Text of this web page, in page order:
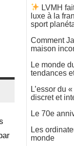
LVMH
luxe à la
sport
Comment
maison
Le monde
tendances
L’essor du
discret et
Le 70e
Les
monde